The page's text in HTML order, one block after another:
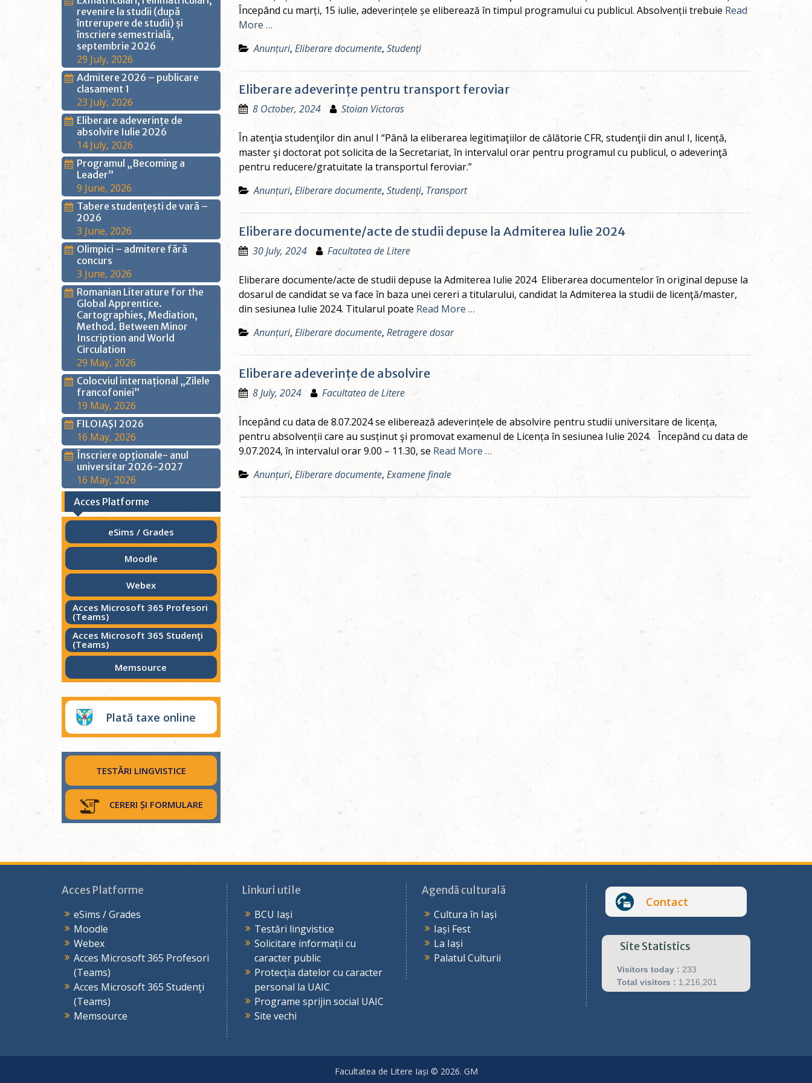
Începând cu marți, 15 iulie, adeverințele șe eliberează în timpul programului cu publicul. Absolvenții trebuie Read
More …
Anunțuri, Eliberare documente, Studenţi
Eliberare adeverințe pentru transport feroviar
8 October, 2024 Stoian Victoras
În atenţia studenţilor din anul I “Până la eliberarea legitimaţiilor de călătorie CFR, studenţii din anul I, licență,
master şi doctorat pot solicita de la Secretariat, în intervalul orar pentru programul cu publicul, o adeverinţă
pentru reducere/gratuitate la transportul feroviar.”
Anunțuri, Eliberare documente, Studenţi, Transport
Eliberare documente/acte de studii depuse la Admiterea Iulie 2024
30 July, 2024 Facultatea de Litere
Eliberare documente/acte de studii depuse la Admiterea Iulie 2024 Eliberarea documentelor în original depuse la
dosarul de candidat se va face în baza unei cereri a titularului, candidat la Admiterea la studii de licenţă/master,
din sesiunea Iulie 2024. Titularul poate Read More …
Anunțuri, Eliberare documente, Retragere dosar
Eliberare adeverințe de absolvire
8 July, 2024 Facultatea de Litere
Începând cu data de 8.07.2024 se eliberează adeverințele de absolvire pentru studii universitare de licența,
pentru absolvenții care au susținut şi promovat examenul de Licența în sesiunea Iulie 2024. Începând cu data de
9.07.2024, în intervalul orar 9.00 – 11.30, se Read More …
Anunțuri, Eliberare documente, Examene finale
revenire la studii (după
întrerupere de studii) și
înscriere semestrială,
septembrie 2026
29 July, 2026
Admitere 2026 – publicare
clasament 1
23 July, 2026
Eliberare adeverințe de
absolvire Iulie 2026
14 July, 2026
Programul „Becoming a
Leader”
9 June, 2026
Tabere studențești de vară –
2026
3 June, 2026
Olimpici – admitere fără
concurs
3 June, 2026
Romanian Literature for the
Global Apprentice.
Cartographies, Mediation,
Method. Between Minor
Inscription and World
Circulation
29 May, 2026
Colocviul internațional „Zilele
francofoniei”
19 May, 2026
FILOIAŞI 2026
16 May, 2026
Înscriere opţionale- anul
universitar 2026-2027
16 May, 2026
Acces Platforme
eSims / Grades
Moodle
Webex
Acces Microsoft 365 Profesori
(Teams)
Acces Microsoft 365 Studenţi
(Teams)
Memsource
Plată taxe online
TESTĂRI LINGVISTICE
CERERI ȘI FORMULARE
Acces Platforme
eSims / Grades
Moodle
Webex
Acces Microsoft 365 Profesori
(Teams)
Acces Microsoft 365 Studenţi
(Teams)
Memsource
Linkuri utile
BCU Iași
Testări lingvistice
Solicitare informații cu
caracter public
Protecția datelor cu caracter
personal la UAIC
Programe sprijin social UAIC
Site vechi
Agendă culturală
Cultura în Iași
Iași Fest
La Iași
Palatul Culturii
Contact
Site Statistics
Visitors today : 233
Total visitors : 1,216,201
Facultatea de Litere Iași © 2026. GM